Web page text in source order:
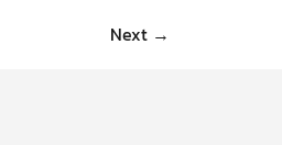
Next →